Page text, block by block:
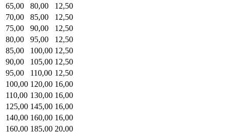
65,00
80,00
12,50
70,00
85,00
12,50
75,00
90,00
12,50
80,00
95,00
12,50
85,00
100,00 12,50
90,00
105,00 12,50
95,00
110,00 12,50
100,00 120,00 16,00
110,00 130,00 16,00
125,00 145,00 16,00
140,00 160,00 16,00
160,00 185,00 20,00